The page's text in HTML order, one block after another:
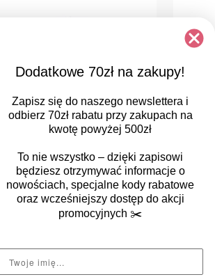
Czapka z daszkiem Black Yak
Circle Logo Cap
149,00 zł
Dodatkowe 70zł na zakupy!
Zapisz się do naszego newslettera i
odbierz 70zł rabatu przy zakupach na
kwotę powyżej 500zł
To nie wszystko – dzięki zapisowi
będziesz otrzymywać informacje o
nowościach, specjalne kody rabatowe
oraz wcześniejszy dostęp do akcji
promocyjnych ✂️